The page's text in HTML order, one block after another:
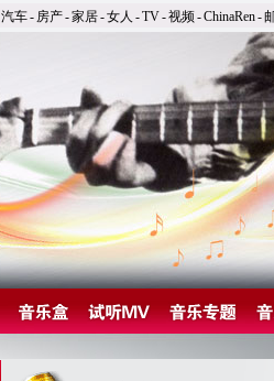
汽车- 房产-家居-女人 -TV-视频-ChinaRen-